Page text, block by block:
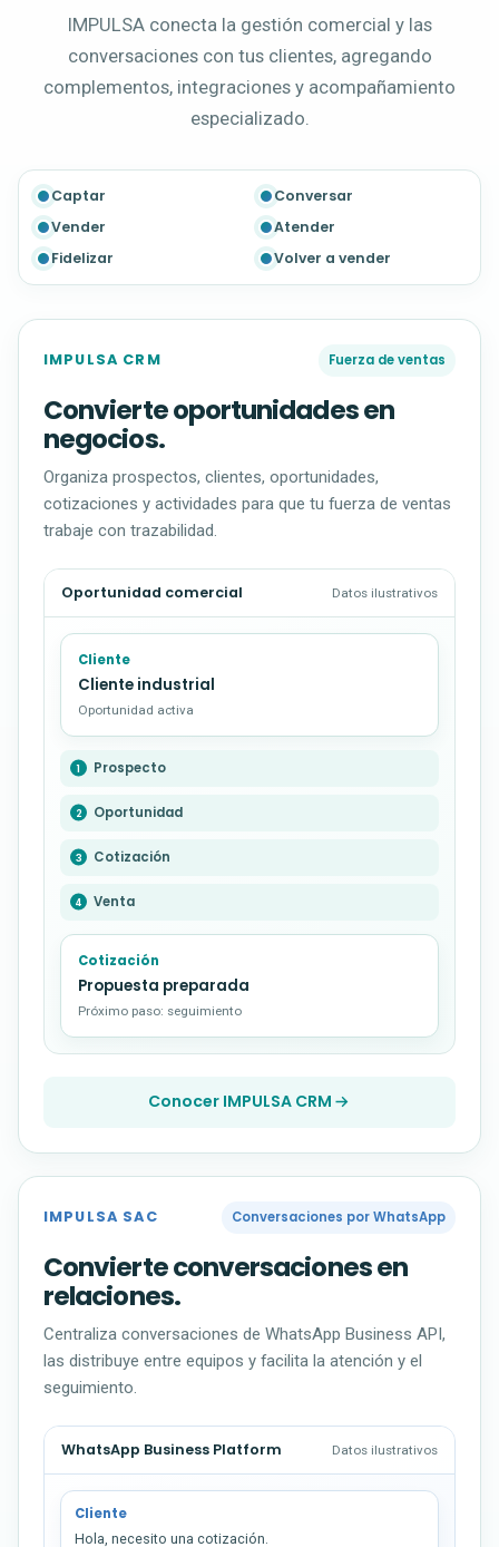
IMPULSA conecta la gestión comercial y las
conversaciones con tus clientes, agregando
complementos, integraciones y acompañamiento
especializado.
Captar
Conversar
Vender
Atender
Fidelizar
Volver a vender
IMPULSA CRM Fuerza de ventas
Convierte oportunidades en
negocios.
Organiza prospectos, clientes, oportunidades,
cotizaciones y actividades para que tu fuerza de ventas
trabaje con trazabilidad.
Oportunidad comercial Datos ilustrativos
Cliente
Cliente industrial
Oportunidad activa
Prospecto
Oportunidad
Cotización
Venta
Cotización
Propuesta preparada
Próximo paso: seguimiento
Conocer IMPULSA CRM
IMPULSA SAC Conversaciones por WhatsApp
Convierte conversaciones en
relaciones.
Centraliza conversaciones de WhatsApp Business API,
las distribuye entre equipos y facilita la atención y el
seguimiento.
WhatsApp Business Platform Datos ilustrativos
Cliente
Hola, necesito una cotización.